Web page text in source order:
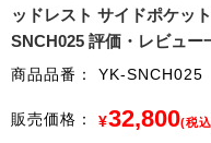
ッドレスト サイドポケッ
SNCH025 評価・レビュー
商品品番： YK-SNCH025
販売価格： ¥32,800(税